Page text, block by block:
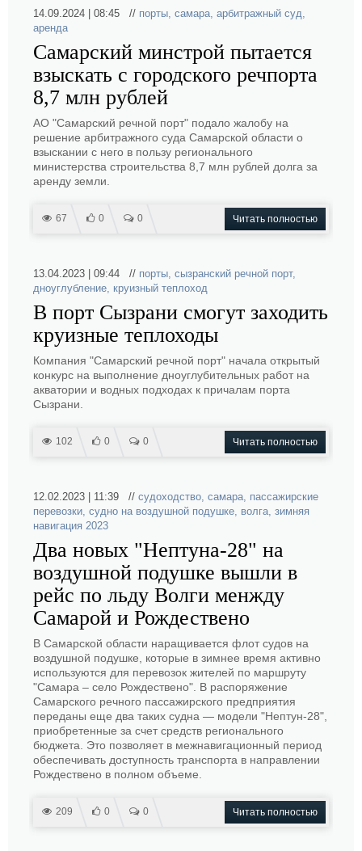
14.09.2024 | 08:45 // порты, самара, арбитражный суд,
аренда
Самарский минстрой пытается
взыскать с городского речпорта
8,7 млн рублей
АО "Самарский речной порт" подало жалобу на
решение арбитражного суда Самарской области о
взыскании с него в пользу регионального
министерства строительства 8,7 млн рублей долга за
аренду земли.
67 0 0 Читать полностью
13.04.2023 | 09:44 // порты, сызранский речной порт,
дноуглубление, круизный теплоход
В порт Сызрани смогут заходить
круизные теплоходы
Компания "Самарский речной порт" начала открытый
конкурс на выполнение дноуглубительных работ на
акватории и водных подходах к причалам порта
Сызрани.
102 0 0 Читать полностью
12.02.2023 | 11:39 // судоходство, самара, пассажирские
перевозки, судно на воздушной подушке, волга, зимняя
навигация 2023
Два новых "Нептуна-28" на
воздушной подушке вышли в
рейс по льду Волги менжду
Самарой и Рождествено
В Самарской области наращивается флот судов на
воздушной подушке, которые в зимнее время активно
используются для перевозок жителей по маршруту
"Самара – село Рождествено". В распоряжение
Самарского речного пассажирского предприятия
переданы еще два таких судна — модели "Нептун-28",
приобретенные за счет средств регионального
бюджета. Это позволяет в межнавигационный период
обеспечивать доступность транспорта в направлении
Рождествено в полном объеме.
209 0 0 Читать полностью